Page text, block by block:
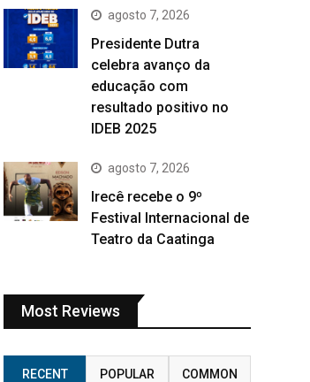
agosto 7, 2026
Presidente Dutra
celebra avanço da
educação com
resultado positivo no
IDEB 2025
agosto 7, 2026
Irecê recebe o 9º
Festival Internacional de
Teatro da Caatinga
Most Reviews
RECENT POPULAR COMMON